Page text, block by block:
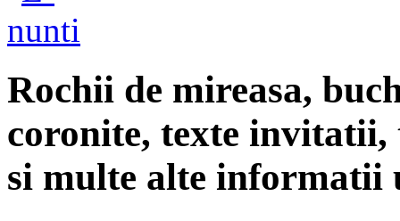
Rochii de mireasa,
coronite, texte
si multe alte informatii